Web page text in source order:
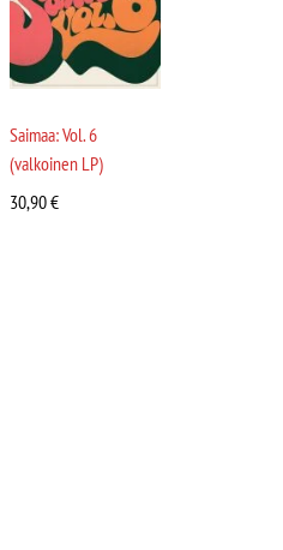
Saimaa: Vol. 6
(valkoinen LP)
30,90€